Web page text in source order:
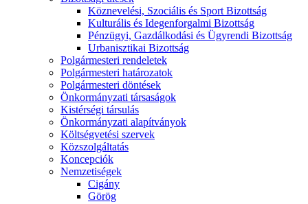
Köznevelési, Szociális és Sport Bizottság
Kulturális és Idegenforgalmi Bizottság
Pénzügyi, Gazdálkodási és Ügyrendi Bizottság
Urbanisztikai Bizottság
Polgármesteri rendeletek
Polgármesteri határozatok
Polgármesteri döntések
Önkormányzati társaságok
Kistérségi társulás
Önkormányzati alapítványok
Költségvetési szervek
Közszolgáltatás
Koncepciók
Nemzetiségek
Cigány
Görög